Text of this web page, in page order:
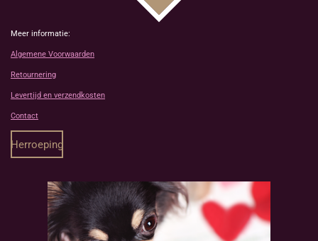
Meer informatie:
Algemene Voorwaarden
Retournering
Levertijd en verzendkosten
Contact
Herroeping